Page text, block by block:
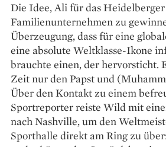
Die Idee, Ali für das Heidelberger
Familienunternehmen zu
Überzeugung, dass für eine
eine absolute Weltklasse-Ikone
brauchte einen, der hervorsticht.
Zeit nur den Papst und
Über den Kontakt zu einem
Sportreporter reiste Wild mit
nach Nashville, um den
Sporthalle direkt am Ring zu